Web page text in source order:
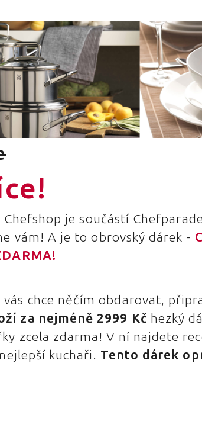
je součástí
vám! A je to obrovský dárek -
chce něčím obdarovat,
za nejméně 2999 Kč hezký
zcela zdarma! V ní najdete
kuchaři. Tento dárek